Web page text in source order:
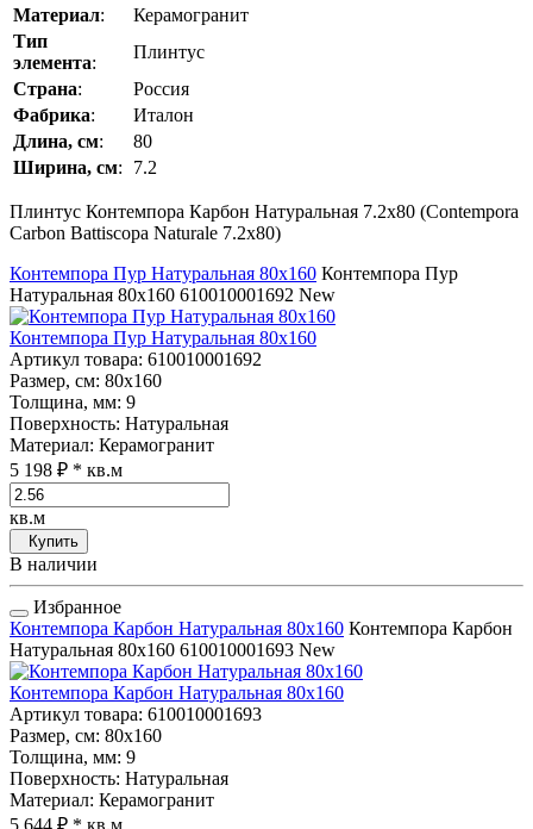
Материал:
Керамогранит
Тип
элемента:
Плинтус
Страна:
Россия
Фабрика:
Италон
Длина, см:
80
Ширина, см: 7.2
Плинтус Контемпора Карбон Натуральная 7.2x80 (Contempora
Carbon Battiscopa Naturale 7.2x80)
Контемпора Пур Натуральная 80x160 Контемпора Пур
Натуральная 80x160 610010001692 New
Контемпора Пур Натуральная 80x160
Артикул товара: 610010001692
Размер, см: 80x160
Толщина, мм: 9
Поверхность: Натуральная
Материал: Керамогранит
5 198 ₽ * кв.м
кв.м
Купить
В наличии
Избранное
Контемпора Карбон Натуральная 80x160 Контемпора Карбон
Натуральная 80x160 610010001693 New
Контемпора Карбон Натуральная 80x160
Артикул товара: 610010001693
Размер, см: 80x160
Толщина, мм: 9
Поверхность: Натуральная
Материал: Керамогранит